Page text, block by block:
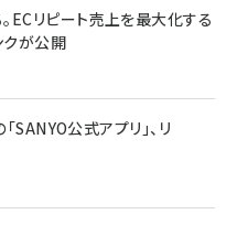
ECリピート売上を最大化する
クが公開
公式アプリ」、リ